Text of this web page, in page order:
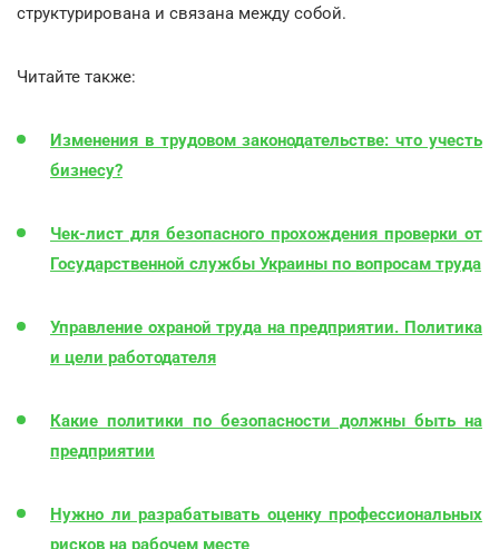
структурирована и связана между собой.
Читайте также:
Изменения в трудовом законодательстве: что учесть
бизнесу?
Чек-лист для безопасного прохождения проверки от
Государственной службы Украины по вопросам труда
Управление охраной труда на предприятии. Политика
и цели работодателя
Какие политики по безопасности должны быть на
предприятии
Нужно ли разрабатывать оценку профессиональных
рисков на рабочем месте